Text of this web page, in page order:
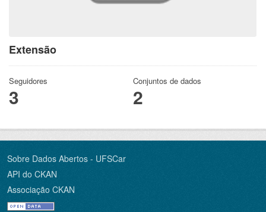
Extensão
Seguidores
3
Conjuntos de dados
2
Sobre Dados Abertos - UFSCar
API do CKAN
Associação CKAN